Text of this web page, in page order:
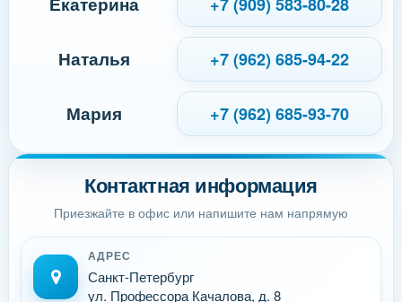
Контактная информация
Приезжайте в офис или напишите нам напрямую
АДРЕС
Санкт-Петербург
ул. Профессора Качалова, д. 8
Наталья +7 (962) 685-94-22
Мария +7 (962) 685-93-70